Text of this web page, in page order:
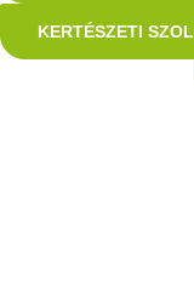
KERTÉSZETI